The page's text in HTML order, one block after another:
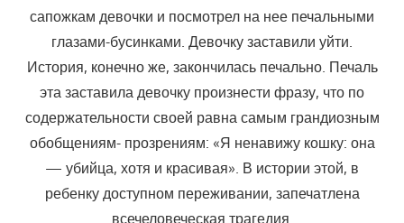
сапожкам девочки и посмотрел на нее печальными
глазами-бусинками. Девочку заставили уйти.
История, конечно же, закончилась печально. Печаль
эта заставила девочку произнести фразу, что по
содержательности своей равна самым грандиозным
обобщениям- прозрениям: «Я ненавижу кошку: она
— убийца, хотя и красивая». В истории этой, в
ребенку доступном переживании, запечатлена
всечеловеческая трагедия.